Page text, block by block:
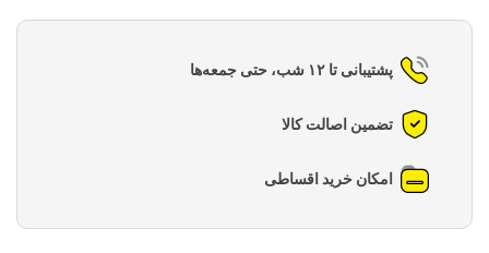
پشتیبانی تا ۱۲ شب، حتی جمعه‌ها
تضمین اصالت کالا
امکان خرید اقساطی